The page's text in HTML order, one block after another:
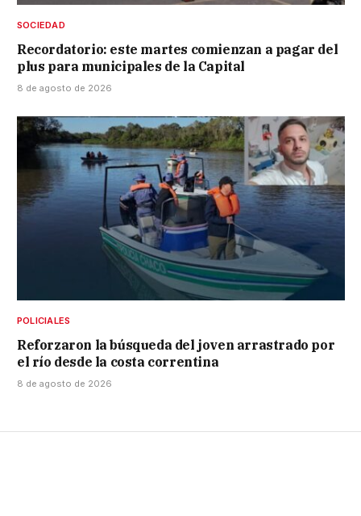
SOCIEDAD
Recordatorio: este martes comienzan a pagar del
plus para municipales de la Capital
8 de agosto de 2026
POLICIALES
Reforzaron la búsqueda del joven arrastrado por
el río desde la costa correntina
8 de agosto de 2026